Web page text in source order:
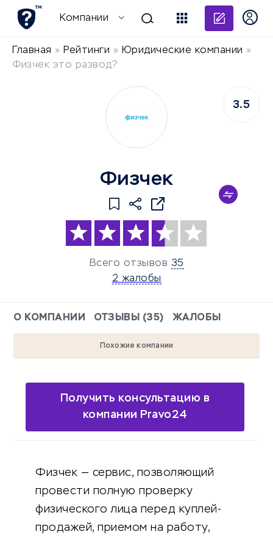
Компании
Главная » Рейтинги » Юридические компании »
Физчек это развод?
Физчек
Всего отзывов 35
2 жалобы
3.5
О КОМПАНИИ ОТЗЫВЫ (35) ЖАЛОБЫ
Похожие компании
Получить консультацию в
компании Pravo24
Физчек — сервис, позволяющий
провести полную проверку
физического лица перед куплей-
продажей, приемом на работу,